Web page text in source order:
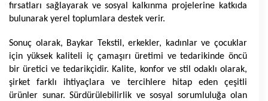
fırsatları sağlayarak ve sosyal kalkınma projelerine katkıda
bulunarak yerel toplumlara destek verir.
Sonuç olarak, Baykar Tekstil, erkekler, kadınlar ve çocuklar
için yüksek kaliteli iç çamaşırı üretimi ve tedarikinde öncü
bir üretici ve tedarikçidir. Kalite, konfor ve stil odaklı olarak,
şirket farklı ihtiyaçlara ve tercihlere hitap eden çeşitli
ürünler sunar. Sürdürülebilirlik ve sosyal sorumluluğa olan